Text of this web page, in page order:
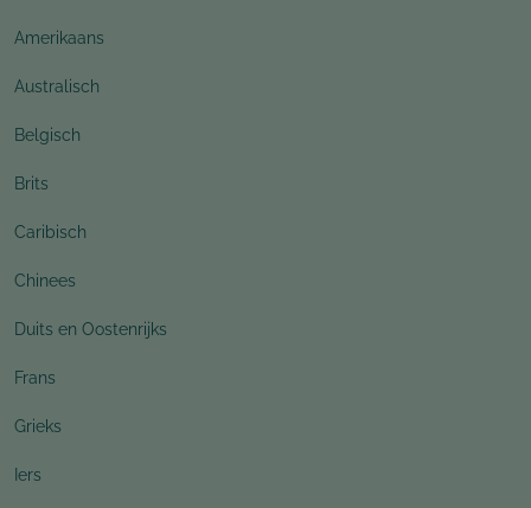
Amerikaans
Australisch
Belgisch
Brits
Caribisch
Chinees
Duits en Oostenrijks
Frans
Grieks
Iers